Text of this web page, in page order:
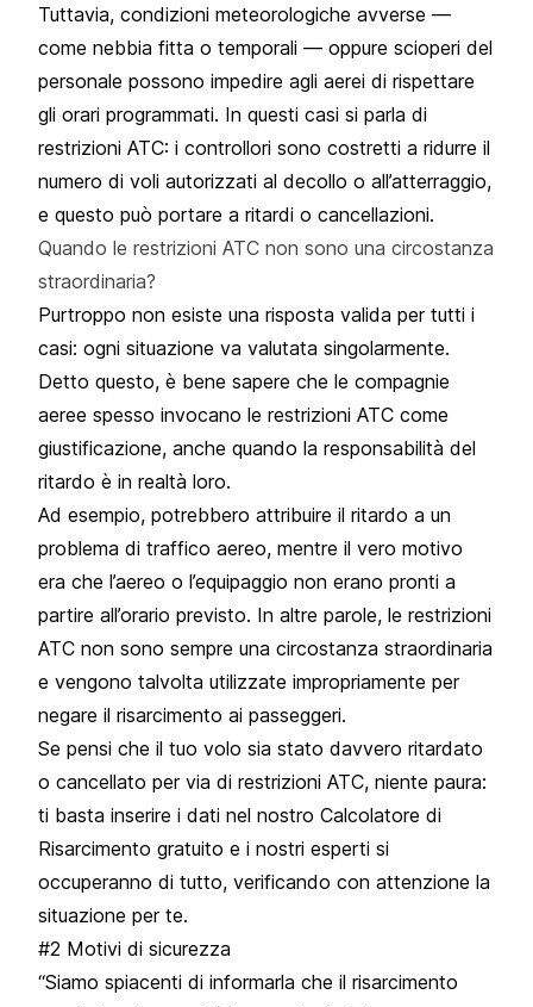
Tuttavia, condizioni meteorologiche avverse —
come nebbia fitta o temporali — oppure scioperi del
personale possono impedire agli aerei di rispettare
gli orari programmati. In questi casi si parla di
restrizioni ATC: i controllori sono costretti a ridurre il
numero di voli autorizzati al decollo o all’atterraggio,
e questo può portare a ritardi o cancellazioni.
Quando le restrizioni ATC non sono una circostanza
straordinaria?
Purtroppo non esiste una risposta valida per tutti i
casi: ogni situazione va valutata singolarmente.
Detto questo, è bene sapere che le compagnie
aeree spesso invocano le restrizioni ATC come
giustificazione, anche quando la responsabilità del
ritardo è in realtà loro.
Ad esempio, potrebbero attribuire il ritardo a un
problema di traffico aereo, mentre il vero motivo
era che l’aereo o l’equipaggio non erano pronti a
partire all’orario previsto. In altre parole, le restrizioni
ATC non sono sempre una circostanza straordinaria
e vengono talvolta utilizzate impropriamente per
negare il risarcimento ai passeggeri.
Se pensi che il tuo volo sia stato davvero ritardato
o cancellato per via di restrizioni ATC, niente paura:
ti basta inserire i dati nel nostro Calcolatore di
Risarcimento gratuito e i nostri esperti si
occuperanno di tutto, verificando con attenzione la
situazione per te.
#2 Motivi di sicurezza
“Siamo spiacenti di informarla che il risarcimento